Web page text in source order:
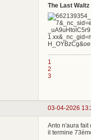
The Last Waltz
1
2
3
03-04-2026
Anto n'aura fait
il termine